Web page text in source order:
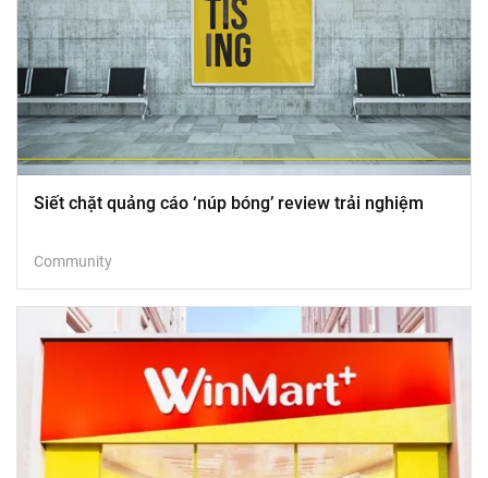
Siết chặt quảng cáo ‘núp bóng’ review trải nghiệm
Community